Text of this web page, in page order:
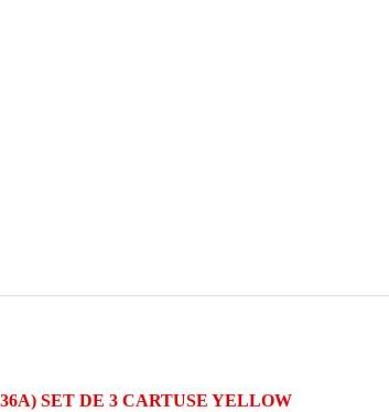
SET DE 3 CARTUSE YELLOW